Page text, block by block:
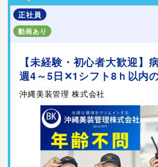
正社員
動画あり
【未経験・初心者大歓迎】
週4～5日✕1シフト8ｈ以内
沖縄美装管理 株式会社